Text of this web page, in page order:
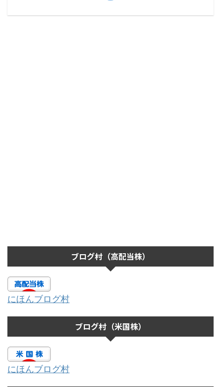
ブログ村（高配当株）
にほんブログ村
ブログ村（米国株）
にほんブログ村